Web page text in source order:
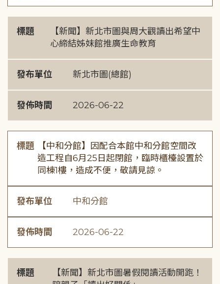
標題
【新聞】新北市圖與周大觀讀出希望中
心締結姊妹館推廣生命教育
發布單位 新北市圖(總館)
發佈時間 2026-06-22
標題
【中和分館】因配合本館中和分館空間改
造工程自6月25日起閉館，臨時櫃檯設置於
同棟1樓，造成不便，敬請見諒。
發布單位 中和分館
發佈時間 2026-06-22
標題
【新聞】新北市圖暑假閱讀活動開跑！